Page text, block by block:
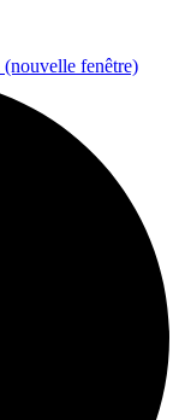
(nouvelle fenêtre)